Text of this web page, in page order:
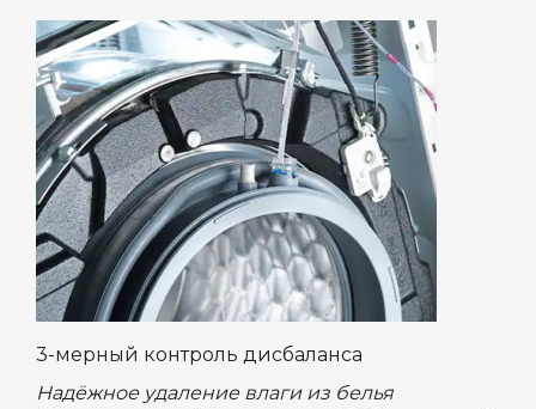
3-мерный контроль дисбаланса
Надёжное удаление влаги из белья